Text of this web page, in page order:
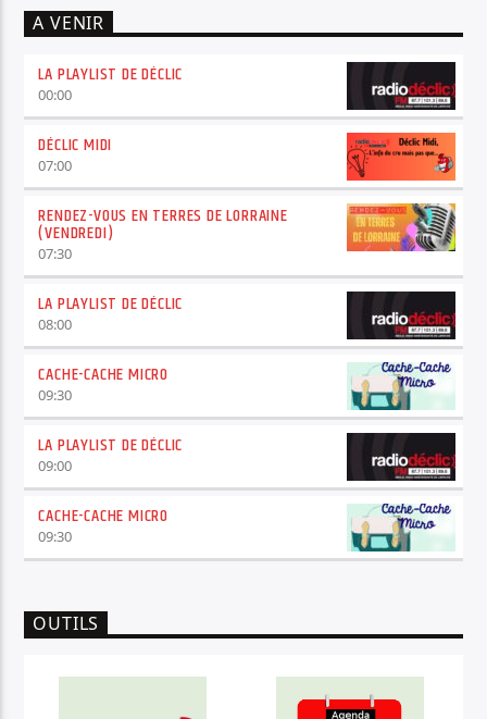
A VENIR
LA PLAYLIST DE DÉCLIC
00:00
DÉCLIC MIDI
07:00
RENDEZ-VOUS EN TERRES DE LORRAINE
(VENDREDI)
07:30
LA PLAYLIST DE DÉCLIC
08:00
CACHE-CACHE MICRO
09:30
LA PLAYLIST DE DÉCLIC
09:00
CACHE-CACHE MICRO
09:30
OUTILS